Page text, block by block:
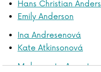
Hans Christian
Emily Anderson
Ina Andresenová
Kate Atkinsonová
Malgorzata